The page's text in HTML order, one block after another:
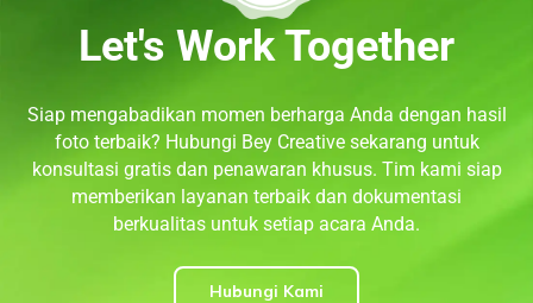
Let's Work Together
Siap mengabadikan momen berharga Anda dengan hasil
foto terbaik? Hubungi Bey Creative sekarang untuk
konsultasi gratis dan penawaran khusus. Tim kami siap
memberikan layanan terbaik dan dokumentasi
berkualitas untuk setiap acara Anda.
Hubungi Kami